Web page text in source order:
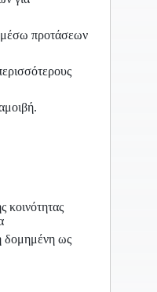
μέσω προτάσεων
κοινότητας
δομημένη ως